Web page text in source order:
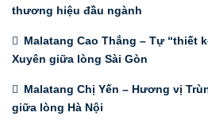
thương hiệu đầu ngành
Malatang Cao Thắng – Tự “thiết
Xuyên giữa lòng Sài Gòn
Malatang Chị Yến – Hương vị
giữa lòng Hà Nội